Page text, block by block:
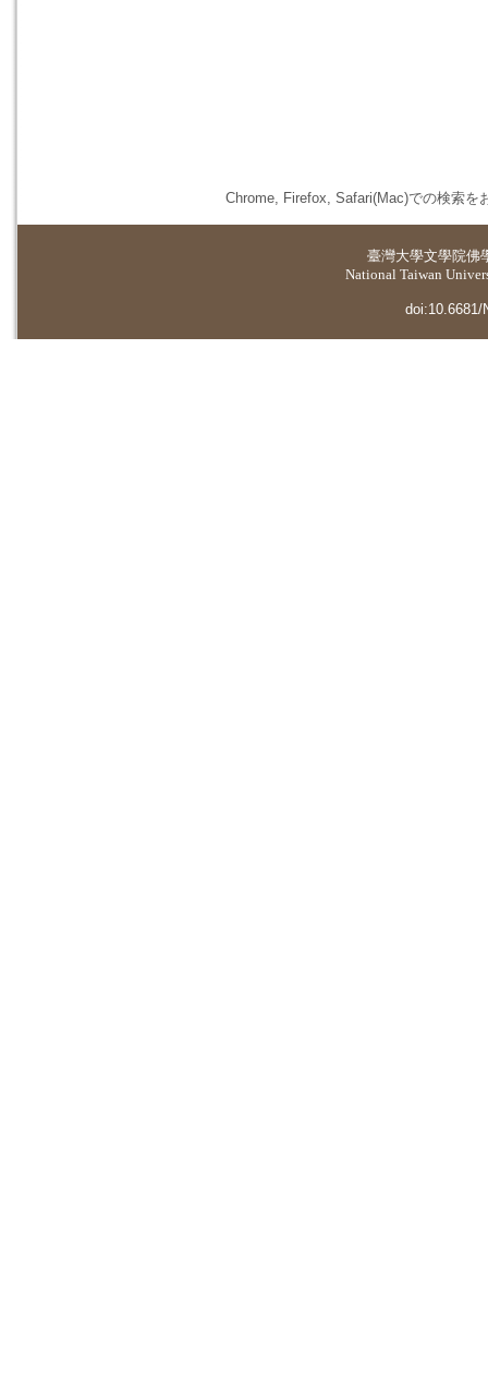
Chrome, Firefox, Safari(Mac)での検索を
臺灣大學文學院佛
National Taiwan
doi:10.6681/